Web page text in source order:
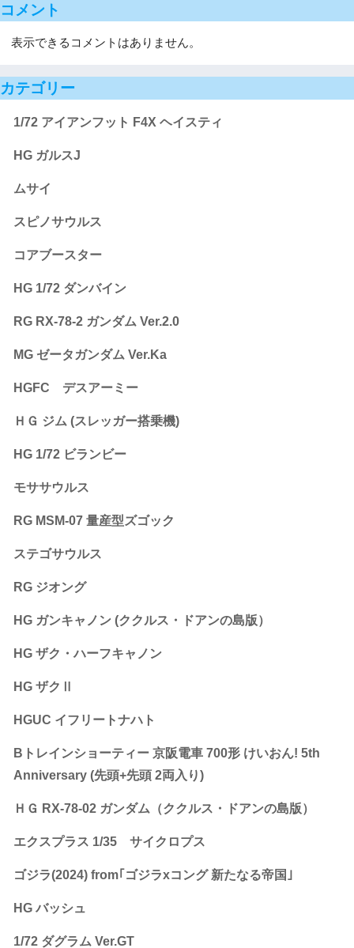
コメント
表示できるコメントはありません。
カテゴリー
1/72 アイアンフット F4X ヘイスティ
HG ガルスJ
ムサイ
スピノサウルス
コアブースター
HG 1/72 ダンバイン
RG RX-78-2 ガンダム Ver.2.0
MG ゼータガンダム Ver.Ka
HGFC デスアーミー
ＨＧ ジム (スレッガー搭乗機)
HG 1/72 ビランビー
モササウルス
RG MSM-07 量産型ズゴック
ステゴサウルス
RG ジオング
HG ガンキャノン (ククルス・ドアンの島版）
HG ザク・ハーフキャノン
HG ザクⅡ
HGUC イフリートナハト
Bトレインショーティー 京阪電車 700形 けいおん! 5th
Anniversary (先頭+先頭 2両入り)
ＨＧ RX-78-02 ガンダム（ククルス・ドアンの島版）
エクスプラス 1/35 サイクロプス
ゴジラ(2024) from｢ゴジラxコング 新たなる帝国｣
HG バッシュ
1/72 ダグラム Ver.GT